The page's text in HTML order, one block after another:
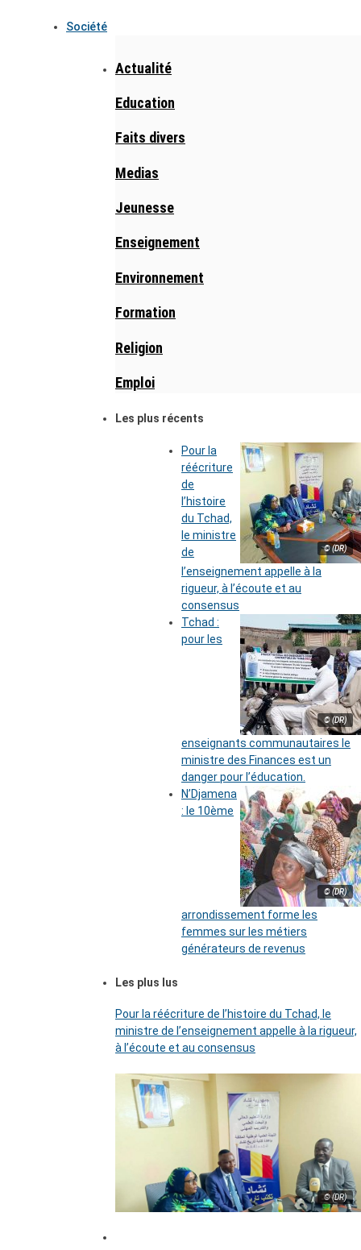
Société
Actualité
Education
Faits divers
Medias
Jeunesse
Enseignement
Environnement
Formation
Religion
Emploi
Les plus récents
© (DR)
Pour la
réécriture
de
l’histoire
du Tchad,
le ministre
de
l’enseignement appelle à la
rigueur, à l’écoute et au
consensus
© (DR)
Tchad :
pour les
enseignants communautaires le
ministre des Finances est un
danger pour l’éducation.
© (DR)
N’Djamena
: le 10ème
arrondissement forme les
femmes sur les métiers
générateurs de revenus
Les plus lus
Pour la réécriture de l’histoire du Tchad, le
ministre de l’enseignement appelle à la rigueur,
à l’écoute et au consensus
© (DR)